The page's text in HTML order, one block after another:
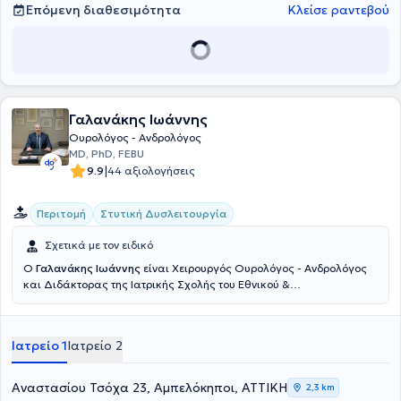
Επόμενη διαθεσιμότητα Κλείσε ραντεβού
Γαλανάκης Ιωάννης
Ουρολόγος - Ανδρολόγος
MD, PhD, FEBU
9.9|44 αξιολογήσεις
Περιτομή Στυτική Δυσλειτουργία
Σχετικά με τον ειδικό
Ο Γαλανάκης Ιωάννης είναι Χειρουργός Ουρολόγος - Ανδρολόγος
και Διδάκτορας της Ιατρικής Σχολής του Εθνικού &
Αμπελόκηπους και στη Νίκαια. Ολοκλήρωσε τις βασικές του
Θεσσαλονίκης. Ως στρατιωτικός ιατρός αποφοίτησε παράλληλα
και από τη Στρατιωτική Σχολή Αξιωματικών Σωμάτων,
συνεχίζοντας στο Πολεμικό Ναυτικό. Ξεκίνησε την ειδίκευσή του
στην Ουρολογία στα Ναυτικά Νοσοκομεία Κρήτης και Αθηνών και
Ιατρείο 1Ιατρείο 2
Αναστασίου Τσόχα 23, Αμπελόκηποι, ΑΤΤΙΚΗ 2,3 km